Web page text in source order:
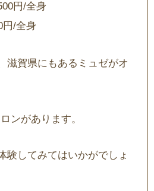
円/全身
円/全身
滋賀県にもあるミュゼがオ
ンがあります。
験してみてはいかがでしょ